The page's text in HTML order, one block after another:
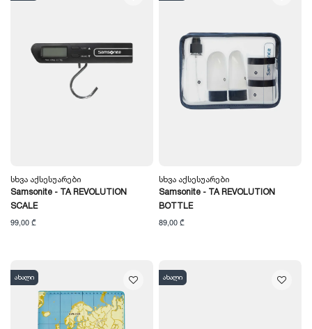
Სხვა Აქსესუარები
Samsonite - TA REVOLUTION
SCALE
99,00 ₾
Სხვა Აქსესუარები
Samsonite - TA REVOLUTION
BOTTLE
89,00 ₾
ახალი ახალი